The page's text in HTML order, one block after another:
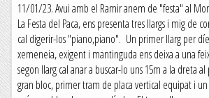
11/01/23. Avui amb el Ramir anem de "festa" al
La Festa del Paca, ens presenta tres llargs i mig de
cal digerir-los "piano,piano". Un primer llarg per
xemeneia, exigent i mantinguda ens deixa a una
segon llarg cal anar a buscar-lo uns 15m a la dreta
gran bloc, primer tram de placa vertical equipat i un